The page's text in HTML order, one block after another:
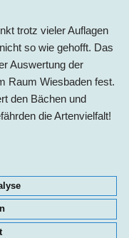
trotz vieler Auflagen
so wie gehofft. Das
Auswertung der
Raum Wiesbaden fest.
den Bächen und
die Artenvielfalt!